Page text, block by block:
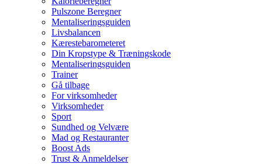
Pulszone Beregner
Mentaliseringsguiden
Livsbalancen
Kærestebarometeret
Din Kropstype & Træningskode
Mentaliseringsguiden
Trainer
Gå tilbage
For virksomheder
Virksomheder
Sport
Sundhed og Velvære
Mad og Restauranter
Boost Ads
Trust & Anmeldelser